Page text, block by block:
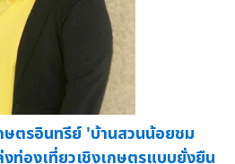
ตรอินทรีย์ 'บ้านสวนน้อยชม
ท่องเที่ยวเชิงเกษตรแบบยั่งยืน